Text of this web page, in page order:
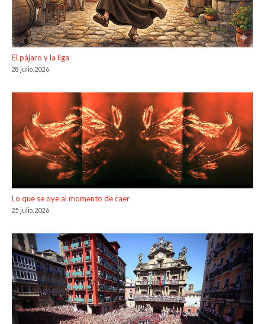
El pájaro y la liga
28 julio, 2026
Lo que se oye al momento de caer
25 julio, 2026